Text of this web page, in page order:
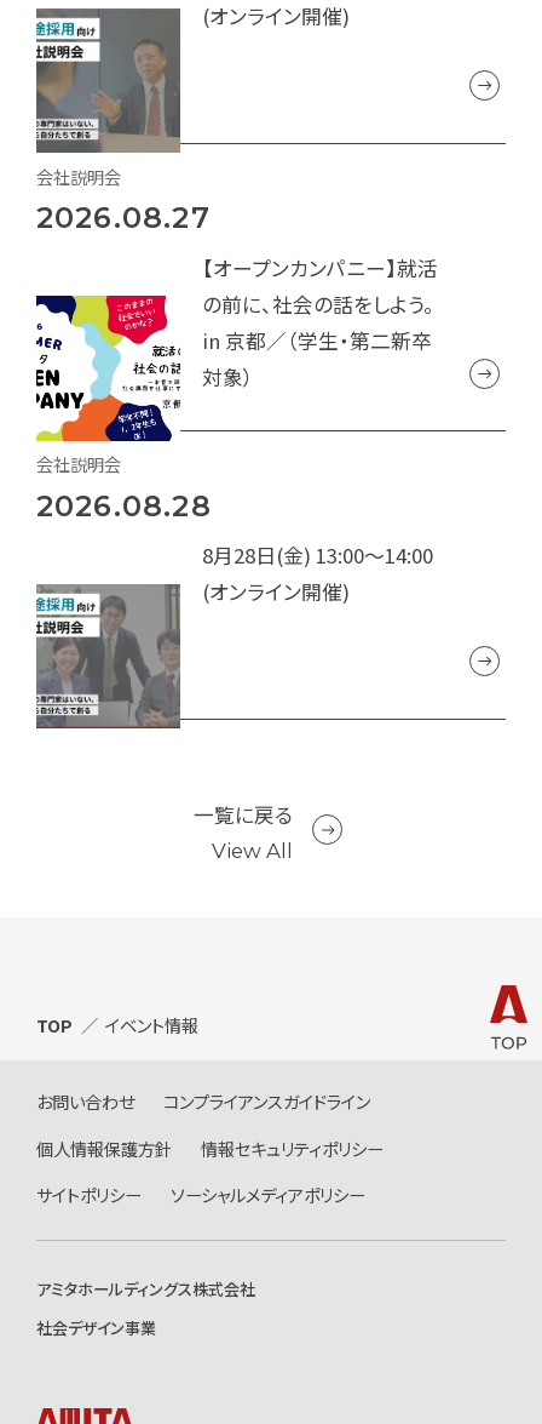
(オンライン開催)
2026.08.27
【オープンカンパニー】就活
の前に、社会の話をしよう。
in 京都／（学生・第二新卒
対象）
会社説明会
2026.08.28
8月28日(金) 13:00～14:00
(オンライン開催)
会社説明会
一覧に戻る
View All
お問い合わせ
コンプライアンスガイドライン
個人情報保護方針
情報セキュリティポリシー
サイトポリシー
ソーシャルメディアポリシー
TOP イベント情報
アミタホールディングス株式会社
社会デザイン事業